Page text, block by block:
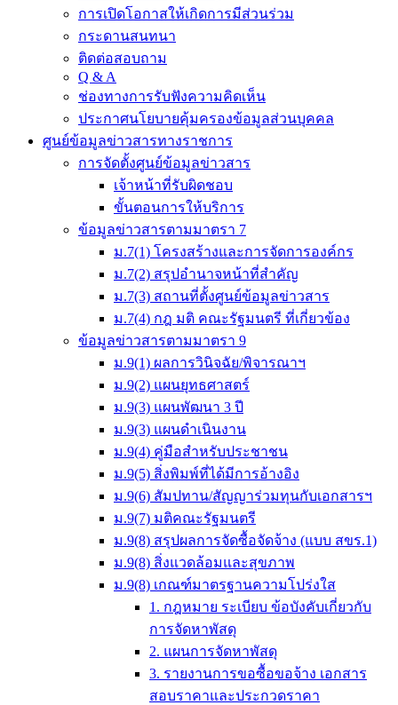
การเปิดโอกาสให้เกิดการมีส่วนร่วม
กระดานสนทนา
ติดต่อสอบถาม
Q & A
ช่องทางการรับฟังความคิดเห็น
ประกาศนโยบายคุ้มครองข้อมูลส่วนบุคคล
ศูนย์ข้อมูลข่าวสารทางราชการ
การจัดตั้งศูนย์ข้อมูลข่าวสาร
เจ้าหน้าที่รับผิดชอบ
ขั้นตอนการให้บริการ
ข้อมูลข่าวสารตามมาตรา 7
ม.7(1) โครงสร้างและการจัดการองค์กร
ม.7(2) สรุปอำนาจหน้าที่สำคัญ
ม.7(3) สถานที่ตั้งศูนย์ข้อมูลข่าวสาร
ม.7(4) กฎ มติ คณะรัฐมนตรี ที่เกี่ยวข้อง
ข้อมูลข่าวสารตามมาตรา 9
ม.9(1) ผลการวินิจฉัย/พิจารณาฯ
ม.9(2) แผนยุทธศาสตร์
ม.9(3) แผนพัฒนา 3 ปี
ม.9(3) แผนดำเนินงาน
ม.9(4) คู่มือสำหรับประชาชน
ม.9(5) สิ่งพิมพ์ที่ได้มีการอ้างอิง
ม.9(6) สัมปทาน/สัญญาร่วมทุนกับเอกสารฯ
ม.9(7) มติคณะรัฐมนตรี
ม.9(8) สรุปผลการจัดซื้อจัดจ้าง (แบบ สขร.1)
ม.9(8) สิ่งแวดล้อมและสุขภาพ
ม.9(8) เกณฑ์มาตรฐานความโปร่งใส
1. กฎหมาย ระเบียบ ข้อบังคับเกี่ยวกับ
การจัดหาพัสดุ
2. แผนการจัดหาพัสดุ
3. รายงานการขอซื้อขอจ้าง เอกสาร
สอบราคาและประกวดราคา